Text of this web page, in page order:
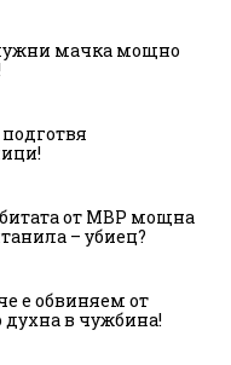
мачка мощно
от МВР мощна
– убиец?
е обвиняем от
духна в чужбина!